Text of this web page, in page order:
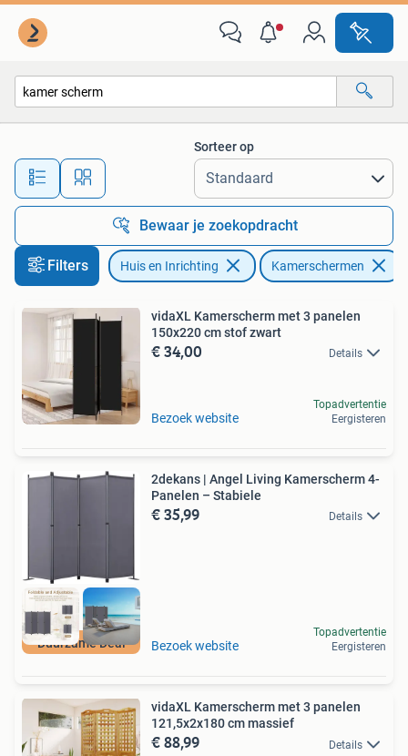
Alle afstanden…
Sorteer op
Bewaar je zoekopdracht
Filters Huis en Inrichting Kamerschermen
vidaXL Kamerscherm met 3 panelen
150x220 cm stof zwart
€ 34,00 Details
Bezoek website
Topadvertentie
Eergisteren
Duurzame Deal
2dekans | Angel Living Kamerscherm 4-
Panelen – Stabiele
€ 35,99 Details
Bezoek website
Topadvertentie
Eergisteren
vidaXL Kamerscherm met 3 panelen
121,5x2x180 cm massief
€ 88,99 Details